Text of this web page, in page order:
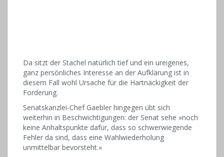
Da sitzt der Stachel natürlich tief und ein ureigenes,
ganz persönliches Interesse an der Aufklärung ist in
diesem Fall wohl Ursache für die Hartnäckigkeit der
Forderung.
Senatskanzlei-Chef Gaebler hingegen übt sich
weiterhin in Beschwichtigungen: der Senat sehe »noch
keine Anhaltspunkte dafür, dass so schwerwiegende
Fehler da sind, dass eine Wahlwiederholung
unmittelbar bevorsteht.«